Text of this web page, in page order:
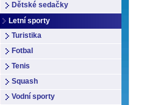
Dětské sedačky
Letní sporty
Turistika
Fotbal
Tenis
Squash
Vodní sporty